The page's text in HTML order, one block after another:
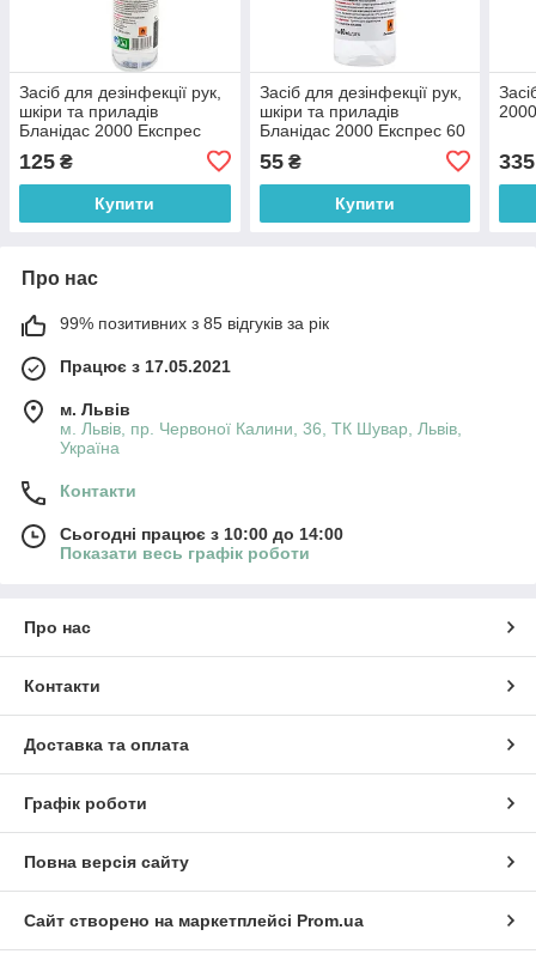
Засіб для дезінфекції рук,
шкіри та приладів
Бланідас 2000 Експрес
125 ₴
Купити
Засіб для дезінфекції рук,
шкіри та приладів
Бланідас 2000 Експрес 60
55₴
Купити
335
Про нас
99% позитивних з 85 відгуків за рік
Працює з 17.05.2021
м. Львів
м. Львів, пр. Червоної Калини, 36, ТК Шувар, Львів,
Україна
Контакти
Сьогодні працює з 10:00 до 14:00
Показати весь графік роботи
Про нас
Контакти
Доставка та оплата
Графік роботи
Повна версія сайту
Сайт створено на маркетплейсі Prom.ua